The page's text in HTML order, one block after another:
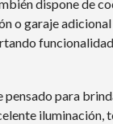
dispone de
o garaje
pensado para
iluminación,